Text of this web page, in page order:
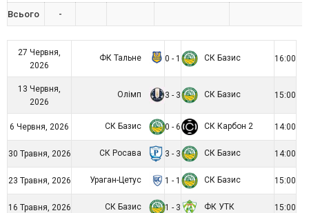
Всього -
27 Червня,
2026
ФК Тальне 0 - 1 СК Базис 16:00
13 Червня,
2026
Олімп 3 - 3 СК Базис 15:00
6 Червня, 2026 СК Базис 0 - 6 СК Карбон 2 14:00
30 Травня, 2026 СК Росава 3 - 3 СК Базис 14:00
23 Травня, 2026 Ураган-Цетус 1 - 1 СК Базис 15:00
16 Травня, 2026 СК Базис 1 - 3 ФК УТК 15:00